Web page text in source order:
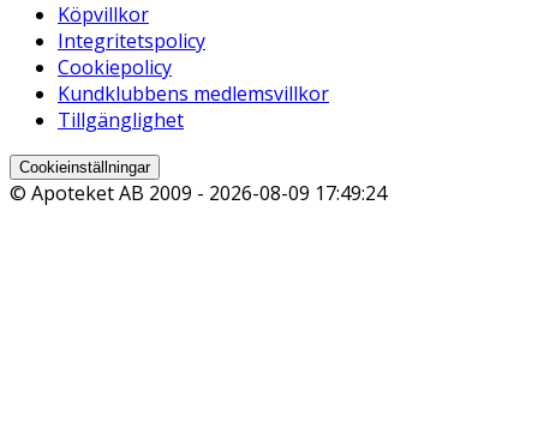
Köpvillkor
Integritetspolicy
Cookiepolicy
Kundklubbens medlemsvillkor
Tillgänglighet
Cookieinställningar
© Apoteket AB 2009 - 2026-08-09 17:49:24